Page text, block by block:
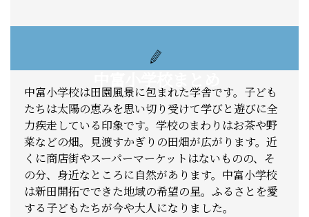
中富小学校は田園風景に包まれた学舎です。子ども
たちは太陽の恵みを思い切り受けて学びと遊びに全
力疾走している印象です。学校のまわりはお茶や野
菜などの畑。見渡すかぎりの田畑が広がります。近
くに商店街やスーパーマーケットはないものの、そ
の分、身近なところに自然があります。中富小学校
は新田開拓でできた地域の希望の星。ふるさとを愛
する子どもたちが今や大人になりました。